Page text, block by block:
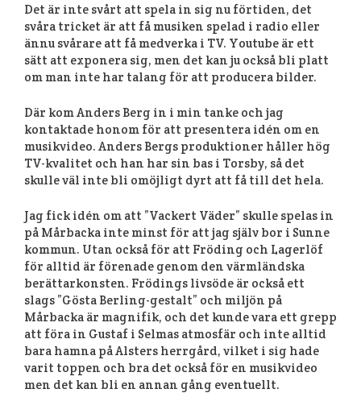
Det är inte svårt att spela in sig nu förtiden, det
svåra tricket är att få musiken spelad i radio eller
ännu svårare att få medverka i TV. Youtube är ett
sätt att exponera sig, men det kan ju också bli platt
om man inte har talang för att producera bilder.
Där kom Anders Berg in i min tanke och jag
kontaktade honom för att presentera idén om en
musikvideo. Anders Bergs produktioner håller hög
TV-kvalitet och han har sin bas i Torsby, så det
skulle väl inte bli omöjligt dyrt att få till det hela.
Jag fick idén om att ”Vackert Väder” skulle spelas in
på Mårbacka inte minst för att jag själv bor i Sunne
kommun. Utan också för att Fröding och Lagerlöf
för alltid är förenade genom den värmländska
berättarkonsten. Frödings livsöde är också ett
slags ”Gösta Berling-gestalt” och miljön på
Mårbacka är magnifik, och det kunde vara ett grepp
att föra in Gustaf i Selmas atmosfär och inte alltid
bara hamna på Alsters herrgård, vilket i sig hade
varit toppen och bra det också för en musikvideo
men det kan bli en annan gång eventuellt.